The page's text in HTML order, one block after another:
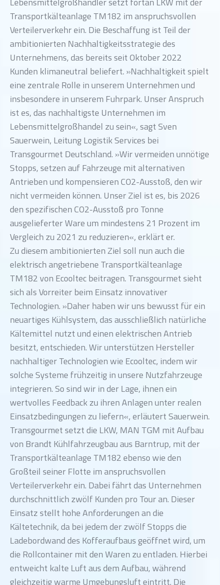
Transportkälteanlage TM182 im anspruchsvollen
Verteilerverkehr ein. Die Beschaffung ist Teil der
ambitionierten Nachhaltigkeitsstrategie des
Unternehmens, das bereits seit Oktober 2022
Kunden klimaneutral beliefert. »Nachhaltigkeit spielt
eine zentrale Rolle in unserem Unternehmen und
insbesondere in unserem Fuhrpark. Unser Anspruch
ist es, das nachhaltigste Unternehmen im
Lebensmittelgroßhandel zu sein«, sagt Sven
Sauerwein, Leitung Logistik Services bei
Transgourmet Deutschland. »Wir vermeiden unnötige
Stopps, setzen auf Fahrzeuge mit alternativen
Antrieben und kompensieren CO2-Ausstoß, den wir
nicht vermeiden können. Unser Ziel ist es, bis 2026
den spezifischen CO2-Ausstoß pro Tonne
ausgelieferter Ware um mindestens 21 Prozent im
Vergleich zu 2021 zu reduzieren«, erklärt er.
Zu diesem ambitionierten Ziel soll nun auch die
elektrisch angetriebene Transportkälteanlage
TM182 von Ecooltec beitragen. Transgourmet sieht
sich als Vorreiter beim Einsatz innovativer
Technologien. »Daher haben wir uns bewusst für ein
neuartiges Kühlsystem, das ausschließlich natürliche
Kältemittel nutzt und einen elektrischen Antrieb
besitzt, entschieden. Wir unterstützen Hersteller
nachhaltiger Technologien wie Ecooltec, indem wir
solche Systeme frühzeitig in unsere Nutzfahrzeuge
integrieren. So sind wir in der Lage, ihnen ein
wertvolles Feedback zu ihren Anlagen unter realen
Einsatzbedingungen zu liefern«, erläutert Sauerwein.
Transgourmet setzt die LKW, MAN TGM mit Aufbau
von Brandt Kühlfahrzeugbau aus Barntrup, mit der
Transportkälteanlage TM182 ebenso wie den
Großteil seiner Flotte im anspruchsvollen
Verteilerverkehr ein. Dabei fährt das Unternehmen
durchschnittlich zwölf Kunden pro Tour an. Dieser
Einsatz stellt hohe Anforderungen an die
Kältetechnik, da bei jedem der zwölf Stopps die
Ladebordwand des Kofferaufbaus geöffnet wird, um
die Rollcontainer mit den Waren zu entladen. Hierbei
entweicht kalte Luft aus dem Aufbau, während
gleichzeitig warme Umgebungsluft eintritt. Die